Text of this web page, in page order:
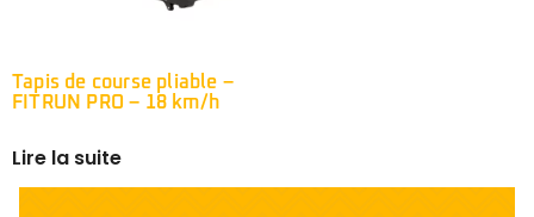
Tapis de course pliable –
FITRUN PRO – 18 km/h
Lire la suite